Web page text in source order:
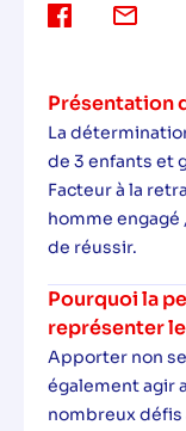
Présentation
La
de 3 enfants et
Facteur à la
homme
de réussir.
Pourquoi la
représenter
Apporter non
également agir
nombreux